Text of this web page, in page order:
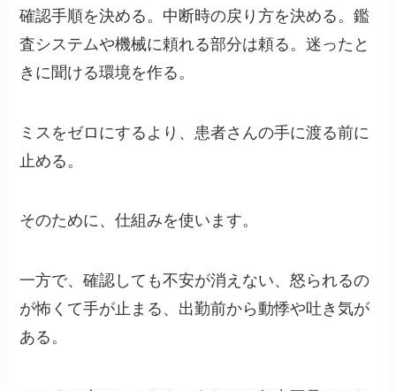
確認手順を決める。中断時の戻り方を決める。鑑
査システムや機械に頼れる部分は頼る。迷ったと
きに聞ける環境を作る。
ミスをゼロにするより、患者さんの手に渡る前に
止める。
そのために、仕組みを使います。
一方で、確認しても不安が消えない、怒られるの
が怖くて手が止まる、出勤前から動悸や吐き気が
ある。